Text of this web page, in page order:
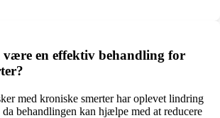
være en effektiv behandling for
med kroniske smerter har oplevet lindring
da behandlingen kan hjælpe med at reducere